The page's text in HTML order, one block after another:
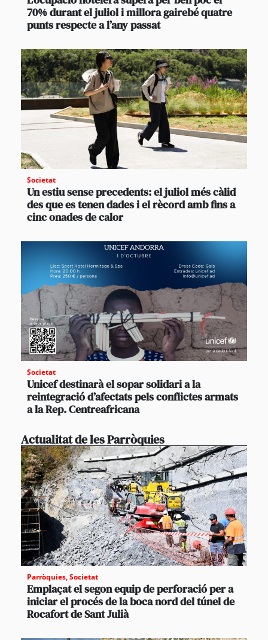
70% durant el juliol i millora gairebé quatre
punts respecte a l’any passat
Societat
Un estiu sense precedents: el juliol més càlid
des que es tenen dades i el rècord amb fins a
cinc onades de calor
Societat
Unicef destinarà el sopar solidari a la
reintegració d’afectats pels conflictes armats
a la Rep. Centreafricana
Actualitat de les Parròquies
Parròquies,Societat
Emplaçat el segon equip de perforació per a
iniciar el procés de la boca nord del túnel de
Rocafort de Sant Julià